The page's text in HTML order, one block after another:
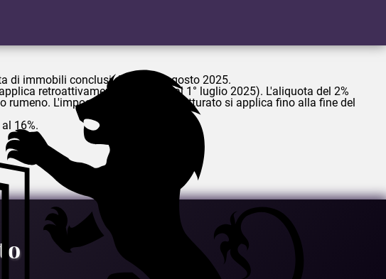
di immobili conclusi dopo il 1° agosto 2025.
retroattivamente a partire dal 1° luglio 2025). L'aliquota del 2%
L'imposta aggiuntiva sul fatturato si applica fino alla fine del
16%.